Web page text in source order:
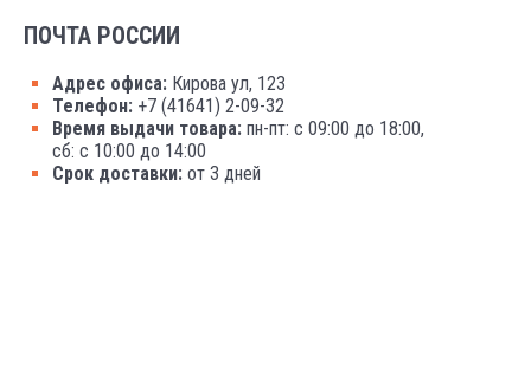
ПОЧТА РОССИИ
Адрес офиса: Кирова ул, 123
Телефон: +7 (41641) 2-09-32
Время выдачи товара: пн-пт: с 09:00 до 18:00,
сб: с 10:00 до 14:00
Срок доставки: от 3 дней